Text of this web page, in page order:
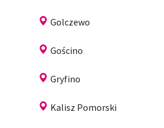
Golczewo
Gościno
Gryfino
Kalisz Pomorski